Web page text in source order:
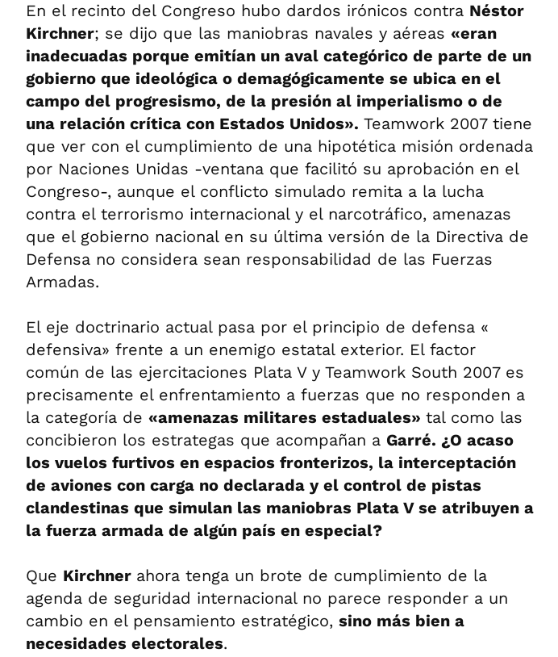
En el recinto del Congreso hubo dardos irónicos contra Néstor
Kirchner; se dijo que las maniobras navales y aéreas «eran
inadecuadas porque emitían un aval categórico de parte de un
gobierno que ideológica o demagógicamente se ubica en el
campo del progresismo, de la presión al imperialismo o de
una relación crítica con Estados Unidos». Teamwork 2007 tiene
que ver con el cumplimiento de una hipotética misión ordenada
por Naciones Unidas -ventana que facilitó su aprobación en el
Congreso-, aunque el conflicto simulado remita a la lucha
contra el terrorismo internacional y el narcotráfico, amenazas
que el gobierno nacional en su última versión de la Directiva de
Defensa no considera sean responsabilidad de las Fuerzas
Armadas.
El eje doctrinario actual pasa por el principio de defensa «
defensiva» frente a un enemigo estatal exterior. El factor
común de las ejercitaciones Plata V y Teamwork South 2007 es
precisamente el enfrentamiento a fuerzas que no responden a
la categoría de «amenazas militares estaduales» tal como las
concibieron los estrategas que acompañan a Garré. ¿O acaso
los vuelos furtivos en espacios fronterizos, la interceptación
de aviones con carga no declarada y el control de pistas
clandestinas que simulan las maniobras Plata V se atribuyen a
la fuerza armada de algún país en especial?
Que Kirchner ahora tenga un brote de cumplimiento de la
agenda de seguridad internacional no parece responder a un
cambio en el pensamiento estratégico, sino más bien a
necesidades electorales.